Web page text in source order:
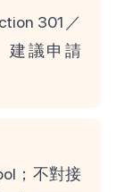
301／
建議申請
；不對接